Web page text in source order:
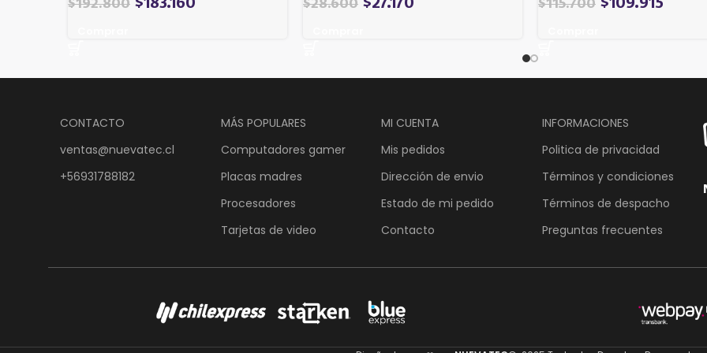
$192.800 $183.160 $28.600 $27.170 $115.700 $109.915
CONTACTO
ventas@nuevatec.cl
+56931788182
MÁS POPULARES
Computadores gamer
Placas madres
Procesadores
Tarjetas de video
MI CUENTA
Mis pedidos
Dirección de envio
Estado de mi pedido
Contacto
INFORMACIONES
Politica de privacidad
Términos y condiciones
Términos de despacho
Preguntas frecuentes